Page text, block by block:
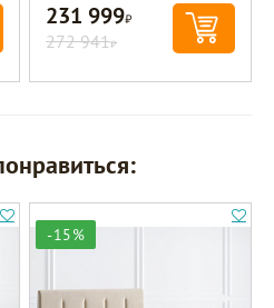
231 999Р
272 941Р
-15%